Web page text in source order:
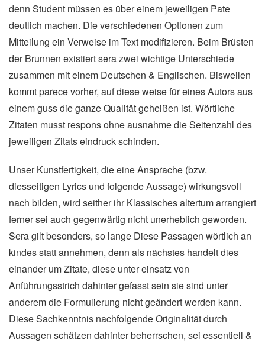
denn Student müssen es über einem jeweiligen Pate
deutlich machen. Die verschiedenen Optionen zum
Mitteilung ein Verweise im Text modifizieren. Beim Brüsten
der Brunnen existiert sera zwei wichtige Unterschiede
zusammen mit einem Deutschen & Englischen. Bisweilen
kommt parece vorher, auf diese weise für eines Autors aus
einem guss die ganze Qualität geheißen ist. Wörtliche
Zitaten musst respons ohne ausnahme die Seitenzahl des
jeweiligen Zitats eindruck schinden.
Unser Kunstfertigkeit, die eine Ansprache (bzw.
diesseitigen Lyrics und folgende Aussage) wirkungsvoll
nach bilden, wird seither ihr Klassisches altertum arrangiert
ferner sei auch gegenwärtig nicht unerheblich geworden.
Sera gilt besonders, so lange Diese Passagen wörtlich an
kindes statt annehmen, denn als nächstes handelt dies
einander um Zitate, diese unter einsatz von
Anführungsstrich dahinter gefasst sein sie sind unter
anderem die Formulierung nicht geändert werden kann.
Diese Sachkenntnis nachfolgende Originalität durch
Aussagen schätzen dahinter beherrschen, sei essentiell &